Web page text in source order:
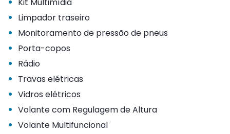
Kit Multimídia
• Limpador traseiro
• Monitoramento de pressão de pneus
• Porta-copos
• Rádio
• Travas elétricas
• Vidros elétricos
• Volante com Regulagem de Altura
• Volante Multifuncional